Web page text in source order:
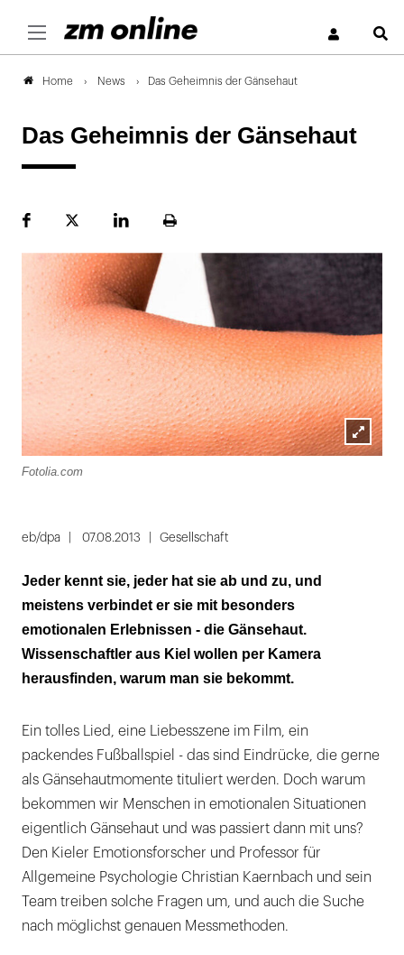
Home News Das Geheimnis der Gänsehaut
Das Geheimnis der Gänsehaut
FacebookPlattformLinekdInSeite
Lightbox
Fotolia.com
eb/dpa 07.08.2013 Gesellschaft
Jeder kennt sie, jeder hat sie ab und zu, und
meistens verbindet er sie mit besonders
emotionalen Erlebnissen - die Gänsehaut.
Wissenschaftler aus Kiel wollen per Kamera
herausfinden, warum man sie bekommt.
Ein tolles Lied, eine Liebesszene im Film, ein
packendes Fußballspiel - das sind Eindrücke, die gerne
als Gänsehautmomente tituliert werden. Doch warum
bekommen wir Menschen in emotionalen Situationen
eigentlich Gänsehaut und was passiert dann mit uns?
Den Kieler Emotionsforscher und Professor für
Allgemeine Psychologie Christian Kaernbach und sein
Team treiben solche Fragen um, und auch die Suche
nach möglichst genauen Messmethoden.